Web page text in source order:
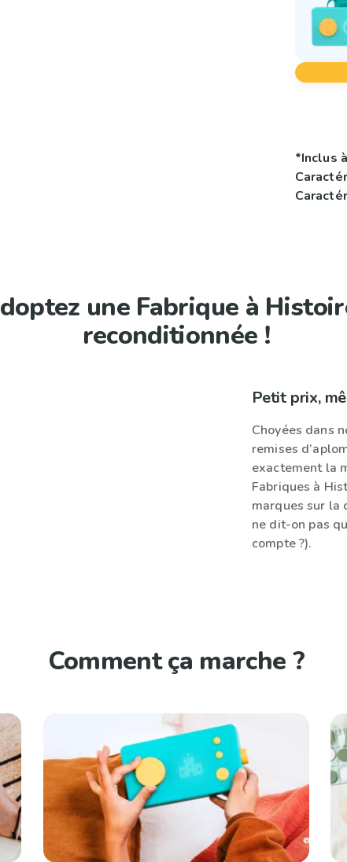
*Inclus
une Fabrique à
reconditionnée !
Petit prix,
Choyées dans
remises
exactement la
Fabriques à
marques sur la
ne dit-on pas
compte ?).
Comment ça marche ?